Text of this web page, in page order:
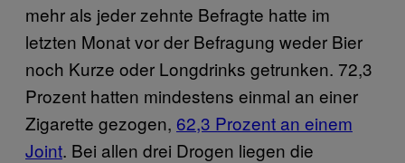
mehr als jeder zehnte Befragte hatte im
letzten Monat vor der Befragung weder Bier
noch Kurze oder Longdrinks getrunken. 72,3
Prozent hatten mindestens einmal an einer
Zigarette gezogen, 62,3 Prozent an einem
Joint. Bei allen drei Drogen liegen die